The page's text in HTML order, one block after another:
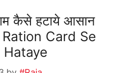
कैसे हटाये आसान
Ration Card Se
Hataye